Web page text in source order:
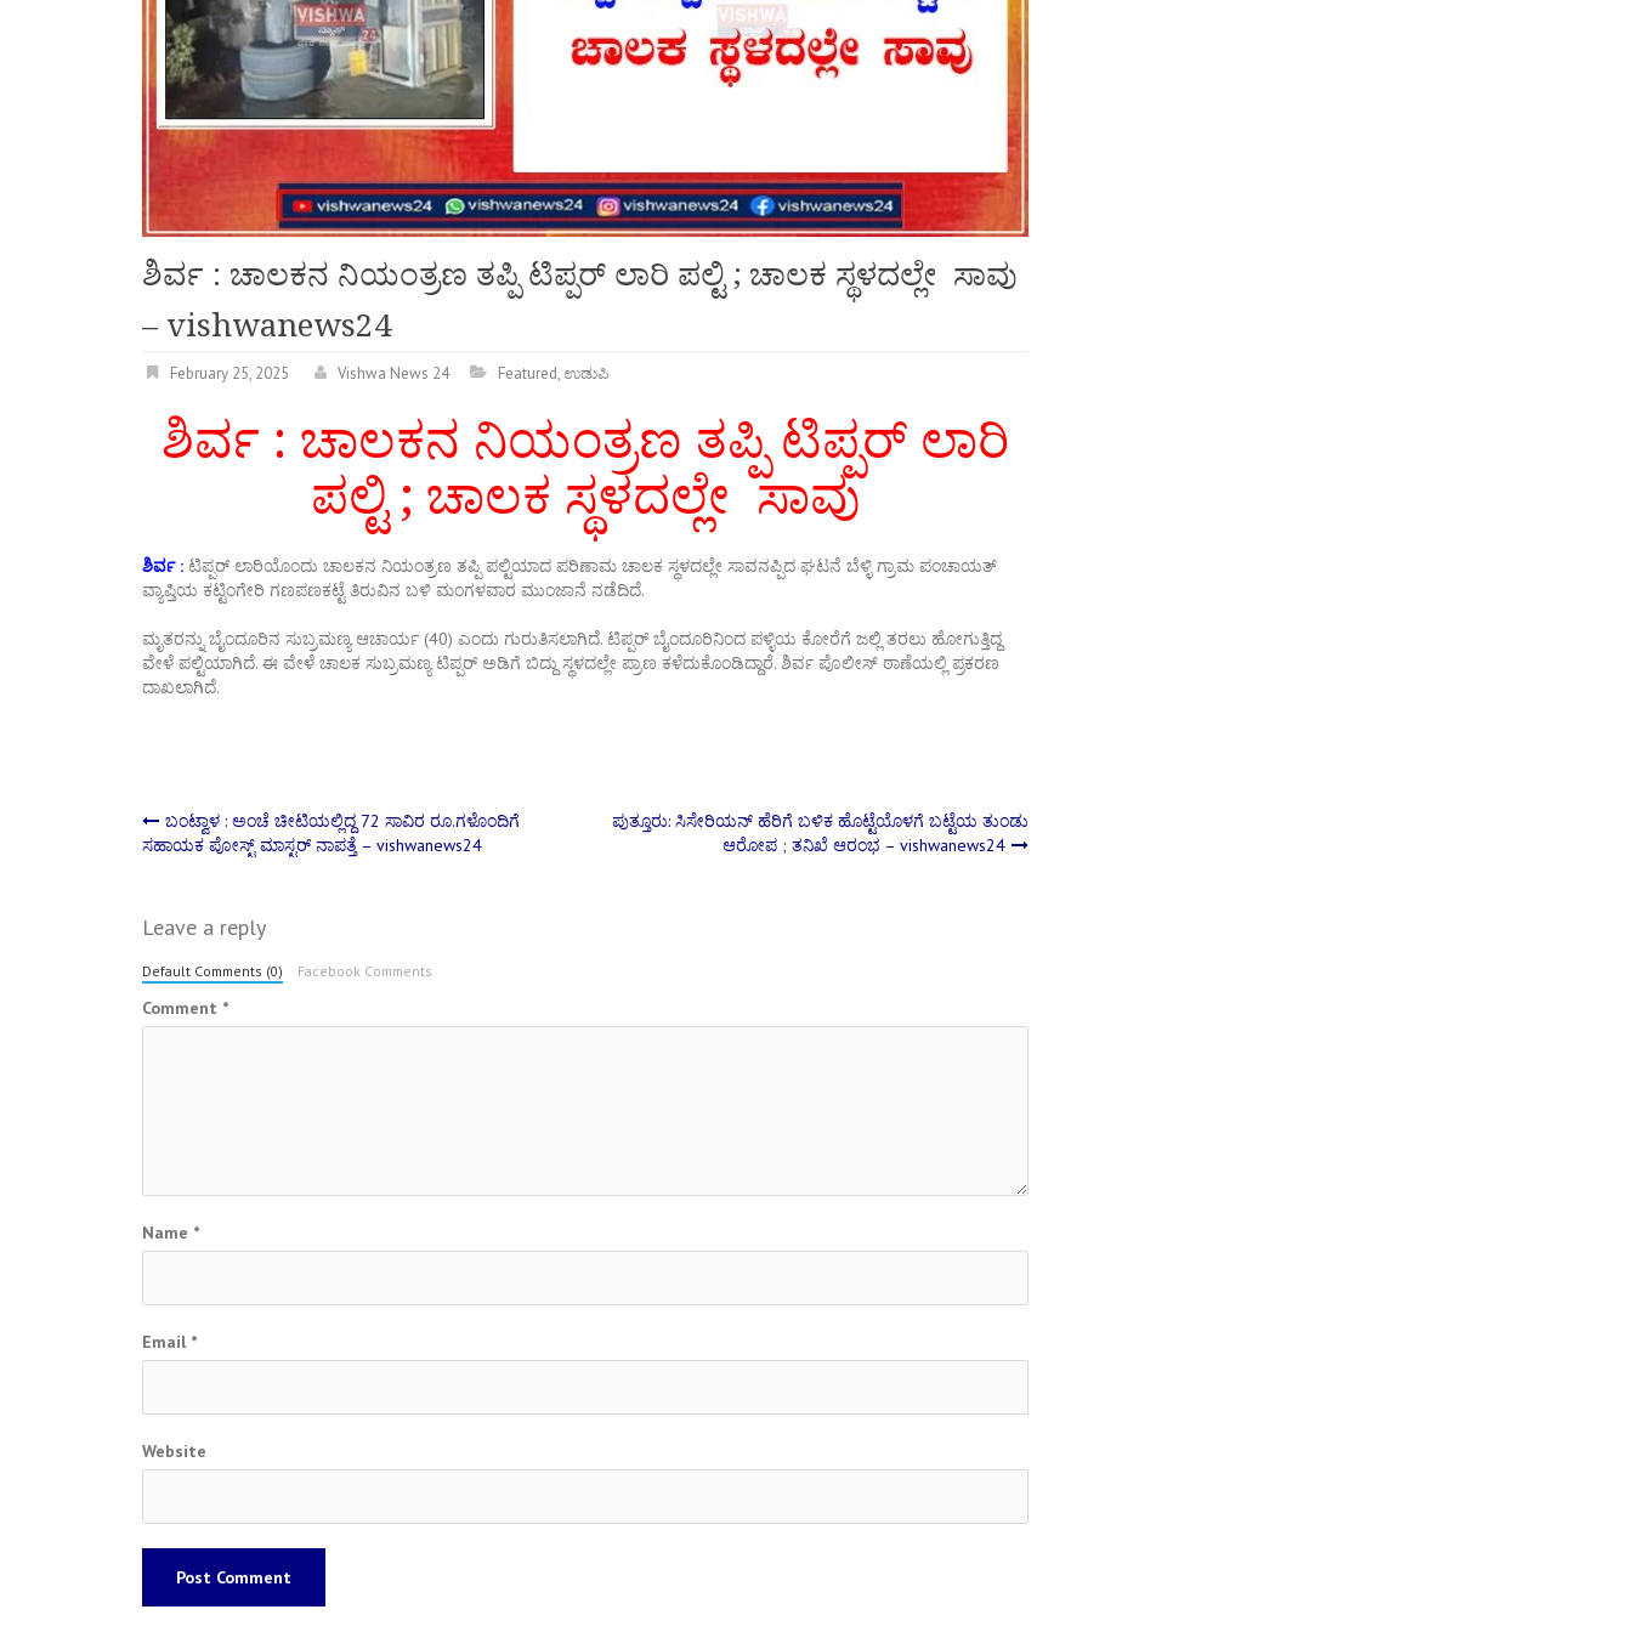
ಶಿರ್ವ : ಚಾಲಕನ ನಿಯಂತ್ರಣ ತಪ್ಪಿ ಟಿಪ್ಪರ್ ಲಾರಿ ಪಲ್ಟಿ ; ಚಾಲಕ ಸ್ಥಳದಲ್ಲೇ ಸಾವು
– vishwanews24
February 25, 2025 Vishwa News 24 Featured,ಉಡುಪಿ
ಶಿರ್ವ : ಚಾಲಕನ ನಿಯಂತ್ರಣ ತಪ್ಪಿ ಟಿಪ್ಪರ್ ಲಾರಿ
ಪಲ್ಟಿ ; ಚಾಲಕ ಸ್ಥಳದಲ್ಲೇ ಸಾವು
ಶಿರ್ವ : ಟಿಪ್ಪರ್ ಲಾರಿಯೊಂದು ಚಾಲಕನ ನಿಯಂತ್ರಣ ತಪ್ಪಿ ಪಲ್ಟಿಯಾದ ಪರಿಣಾಮ ಚಾಲಕ ಸ್ಥಳದಲ್ಲೇ ಸಾವನಪ್ಪಿದ ಘಟನೆ ಬೆಳ್ಳಿ ಗ್ರಾಮ ಪಂಚಾಯತ್
ವ್ಯಾಪ್ತಿಯ ಕಟ್ಟಿಂಗೇರಿ ಗಣಪಣಕಟ್ಟೆ ತಿರುವಿನ ಬಳಿ ಮಂಗಳವಾರ ಮುಂಜಾನೆ ನಡೆದಿದೆ.
ಮೃತರನ್ನು ಬೈಂದೂರಿನ ಸುಬ್ರಮಣ್ಯ ಆಚಾರ್ಯ (40) ಎಂದು ಗುರುತಿಸಲಾಗಿದೆ. ಟಿಪ್ಪರ್ ಬೈಂದೂರಿನಿಂದ ಪಳ್ಳಿಯ ಕೋರೆಗೆ ಜಲ್ಲಿ ತರಲು ಹೋಗುತ್ತಿದ್ದ
ವೇಳೆ ಪಲ್ಟಿಯಾಗಿದೆ. ಈ ವೇಳೆ ಚಾಲಕ ಸುಬ್ರಮಣ್ಯ ಟಿಪ್ಪರ್ ಅಡಿಗೆ ಬಿದ್ದು ಸ್ಥಳದಲ್ಲೇ ಪ್ರಾಣ ಕಳೆದುಕೊಂಡಿದ್ದಾರೆ. ಶಿರ್ವ ಪೊಲೀಸ್ ಠಾಣೆಯಲ್ಲಿ ಪ್ರಕರಣ
ದಾಖಲಾಗಿದೆ.
Post
ಬಂಟ್ವಾಳ : ಅಂಚೆ ಚೀಟಿಯಲ್ಲಿದ್ದ 72 ಸಾವಿರ ರೂ.ಗಳೊಂದಿಗೆ
ಸಹಾಯಕ ಪೋಸ್ಟ್ ಮಾಸ್ಟರ್ ನಾಪತ್ತೆ – vishwanews24
ಪುತ್ತೂರು: ಸಿಸೇರಿಯನ್ ಹೆರಿಗೆ ಬಳಿಕ ಹೊಟ್ಟೆಯೊಳಗೆ ಬಟ್ಟೆಯ ತುಂಡು
ಆರೋಪ ; ತನಿಖೆ ಆರಂಭ – vishwanews24
Leave a reply
Default Comments (0) Facebook Comments
Comment *
Name *
Email *
Website